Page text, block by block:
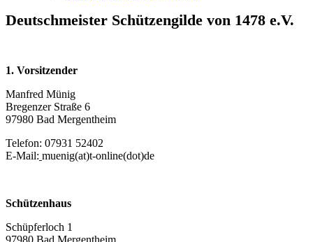
Deutschmeister Schützengilde von 1478 e.V.
1. Vorsitzender
Manfred Münig
Bregenzer Straße 6
97980 Bad Mergentheim
Telefon: 07931 52402
E-Mail: muenig(at)t-online(dot)de
Schützenhaus
Schüpferloch 1
97980 Bad Mergentheim